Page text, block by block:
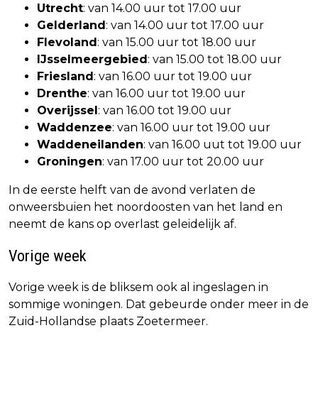
Utrecht: van 14.00 uur tot 17.00 uur
Gelderland: van 14.00 uur tot 17.00 uur
Flevoland: van 15.00 uur tot 18.00 uur
IJsselmeergebied: van 15.00 tot 18.00 uur
Friesland: van 16.00 uur tot 19.00 uur
Drenthe: van 16.00 uur tot 19.00 uur
Overijssel: van 16.00 tot 19.00 uur
Waddenzee: van 16.00 uur tot 19.00 uur
Waddeneilanden: van 16.00 uut tot 19.00 uur
Groningen: van 17.00 uur tot 20.00 uur
In de eerste helft van de avond verlaten de
onweersbuien het noordoosten van het land en
neemt de kans op overlast geleidelijk af.
Vorige week
Vorige week is de bliksem ook al ingeslagen in
sommige woningen. Dat gebeurde onder meer in de
Zuid-Hollandse plaats Zoetermeer.